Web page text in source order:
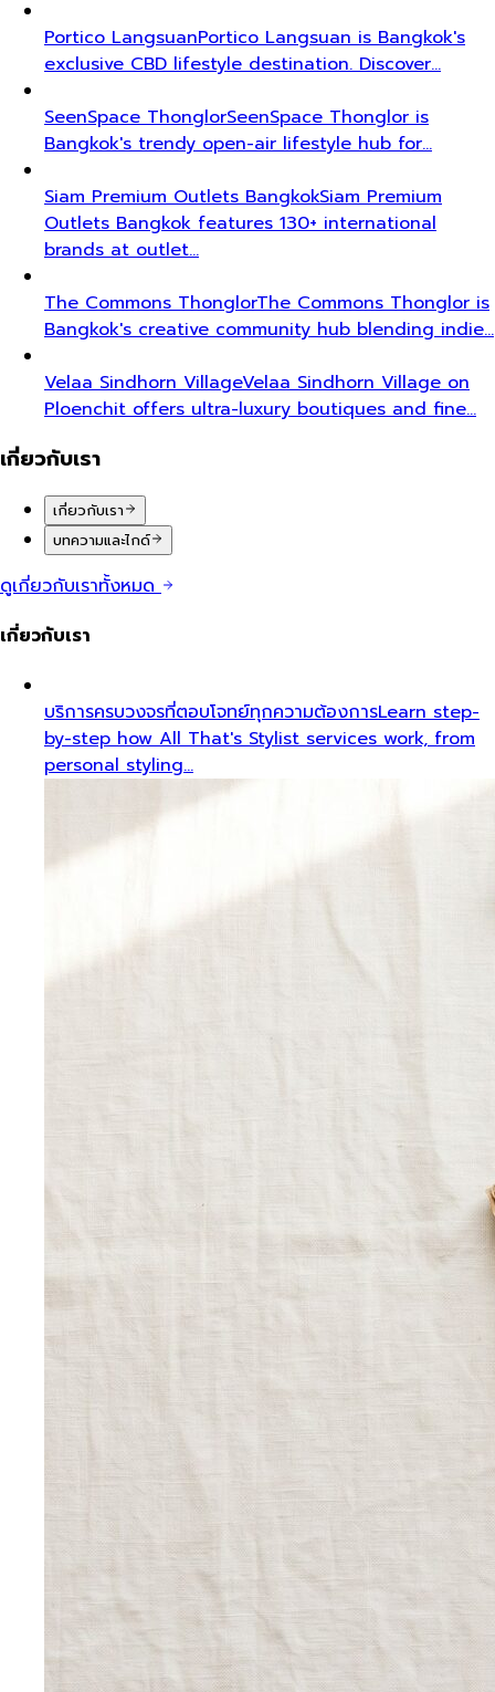
Portico LangsuanPortico Langsuan is Bangkok's
exclusive CBD lifestyle destination. Discover…
SeenSpace ThonglorSeenSpace Thonglor is
Bangkok's trendy open-air lifestyle hub for…
Siam Premium Outlets BangkokSiam Premium
Outlets Bangkok features 130+ international
brands at outlet…
The Commons ThonglorThe Commons Thonglor is
Bangkok's creative community hub blending indie…
Velaa Sindhorn VillageVelaa Sindhorn Village on
Ploenchit offers ultra-luxury boutiques and fine…
เกี่ยวกับเรา
เกี่ยวกับเรา
บทความและไกด์
ดูเกี่ยวกับเราทั้งหมด
เกี่ยวกับเรา
บริการครบวงจรที่ตอบโจทย์ทุกความต้องการLearn step-
by-step how All That's Stylist services work, from
personal styling…